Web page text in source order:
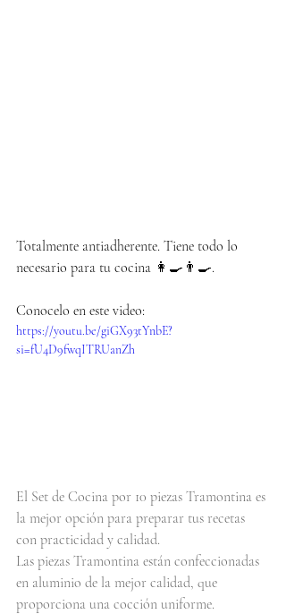
Totalmente antiadherente. Tiene todo lo
necesario para tu cocina 👩‍🍳👨‍🍳.
Conocelo en este video:
https://youtu.be/giGX93tYnbE?
si=fU4D9fwqITRUanZh
El Set de Cocina por 10 piezas Tramontina es
la mejor opción para preparar tus recetas
con practicidad y calidad.
Las piezas Tramontina están confeccionadas
en aluminio de la mejor calidad, que
proporciona una cocción uniforme.